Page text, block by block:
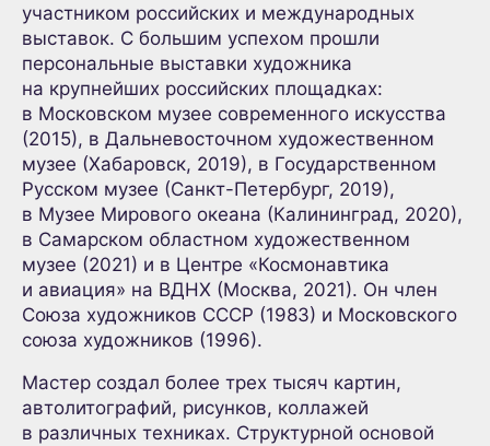
участником российских и международных
выставок. С большим успехом прошли
персональные выставки художника
на крупнейших российских площадках:
в Московском музее современного искусства
(2015), в Дальневосточном художественном
музее (Хабаровск, 2019), в Государственном
Русском музее (Санкт-Петербург, 2019),
в Музее Мирового океана (Калининград, 2020),
в Самарском областном художественном
музее (2021) и в Центре «Космонавтика
и авиация» на ВДНХ (Москва, 2021). Он член
Союза художников СССР (1983) и Московского
союза художников (1996).
Мастер создал более трех тысяч картин,
автолитографий, рисунков, коллажей
в различных техниках. Структурной основой